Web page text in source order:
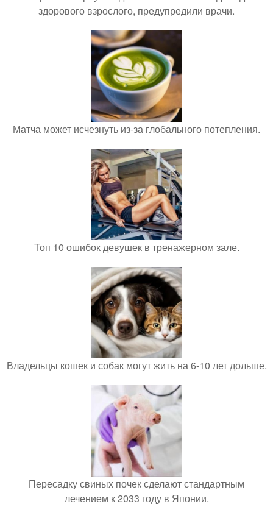
здорового взрослого, предупредили врачи.
Матча может исчезнуть из-за глобального потепления.
Топ 10 ошибок девушек в тренажерном зале.
Владельцы кошек и собак могут жить на 6-10 лет дольше.
Пересадку свиных почек сделают стандартным
лечением к 2033 году в Японии.